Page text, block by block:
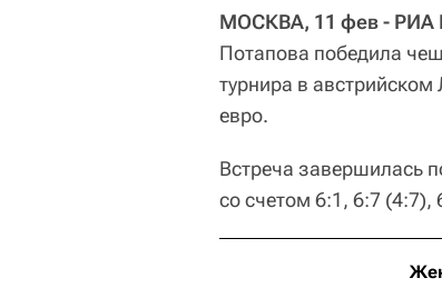
МОСКВА, 11 фев - РИА
Потапова победила
турнира в
евро.
Встреча завершилась
со счетом 6:1, 6:7 (4:7),